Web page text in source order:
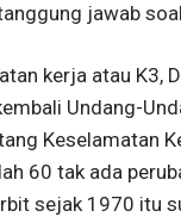
jawab
kerja atau K3,
Undang-
Keselamatan
60 tak ada
sejak 1970 itu